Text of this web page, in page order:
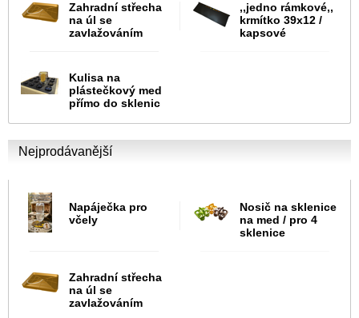
Zahradní střecha
na úl se
zavlažováním
,,jedno rámkové,,
krmítko 39x12 /
kapsové
Kulisa na
plástečkový med
přímo do sklenic
Nejprodávanější
Napáječka pro
včely
Nosič na sklenice
na med / pro 4
sklenice
Zahradní střecha
na úl se
zavlažováním